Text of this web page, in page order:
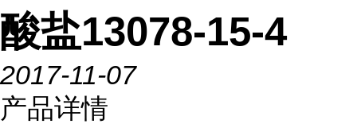
酸盐13078-15-4
2017-11-07
产品详情